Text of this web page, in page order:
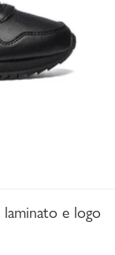
e logo